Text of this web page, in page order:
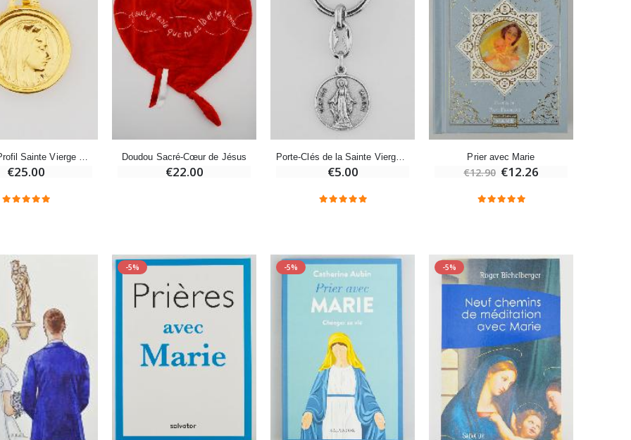
€7.90
€5.50 €4.95
-25%
Huile d'Onction
€9.90
Bougie Neuvaine pour une Guérison - 17.5cm
€4.90
€12.90
€130.00 Bougie de Neuvaine Contre le Mal - Saint Michel
€5.50 €4.95
Bougie Neuvaine pour une Guérison - 17.5cm
€4.90
Médaille Profil Sainte Vierge Marie avec Eau de Lourdes - 18mm
€25.00
Doudou Sacré-Cœur de Jésus
€22.00
Porte-Clés de la Sainte Vierge Marie Miraculeuse Argenté avec Prière
€5.00
Prier avec Marie
€12.90 €12.26
-5% -5% -5%